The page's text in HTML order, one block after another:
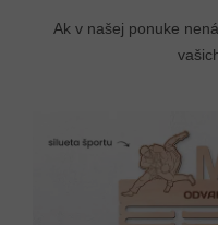
Ak v našej ponuke